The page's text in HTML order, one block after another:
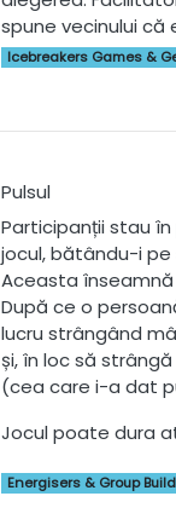
spune vecinului că
Icebreakers Games &
Pulsul
Participanții stau
jocul, bătându-i pe
Aceasta
După ce o
lucru strângând
și, în loc să
(cea care i-a dat
Jocul poate dura
Energisers & Group